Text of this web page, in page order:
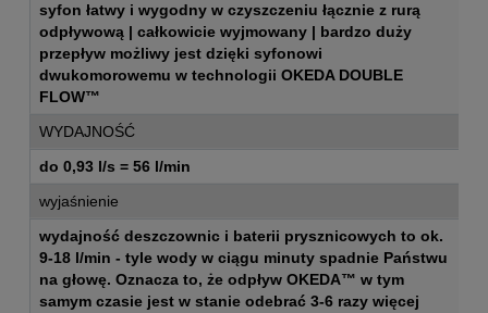
syfon łatwy i wygodny w czyszczeniu łącznie z rurą
odpływową | całkowicie wyjmowany | bardzo duży
przepływ możliwy jest dzięki syfonowi
dwukomorowemu w technologii OKEDA DOUBLE
FLOW™
WYDAJNOŚĆ
do 0,93 l/s = 56 l/min
wyjaśnienie
wydajność deszczownic i baterii prysznicowych to ok.
9-18 l/min - tyle wody w ciągu minuty spadnie Państwu
na głowę. Oznacza to, że odpływ OKEDA™ w tym
samym czasie jest w stanie odebrać 3-6 razy więcej